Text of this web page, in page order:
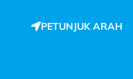
PETUNJUK ARAH